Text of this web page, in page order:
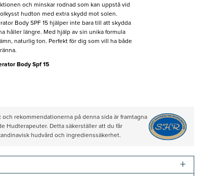
och minskar rodnad som kan uppstå vid
hudton med extra skydd mot solen.
Body SPF 15 hjälper inte bara till att skydda
håller längre. Med hjälp av sin unika formula
naturlig ton. Perfekt för dig som vill ha både
Body Spf 15
rekommendationerna på denna sida är framtagna
Hudterapeuter. Detta säkerställer att du får
hudvård och ingredienssäkerhet.
+